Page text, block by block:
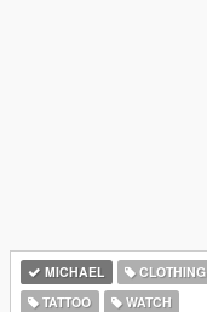
MICHAEL CLOTHING
TATTOO
WATCH